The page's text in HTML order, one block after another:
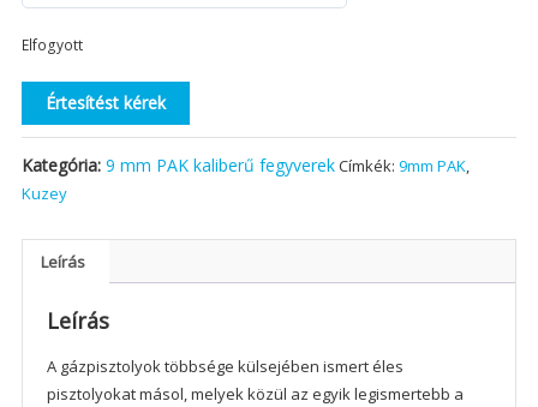
Elfogyott
Értesítést kérek
Kategória: 9 mm PAK kaliberű fegyverekCímkék: 9mm PAK,
Kuzey
Leírás
Leírás
A gázpisztolyok többsége külsejében ismert éles
pisztolyokat másol, melyek közül az egyik legismertebb a